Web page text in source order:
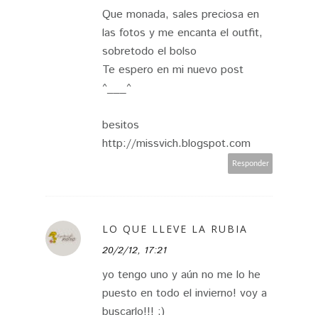
Que monada, sales preciosa en
las fotos y me encanta el outfit,
sobretodo el bolso
Te espero en mi nuevo post
^___^
besitos
http://missvich.blogspot.com
Responder
LO QUE LLEVE LA RUBIA
20/2/12, 17:21
yo tengo uno y aún no me lo he
puesto en todo el invierno! voy a